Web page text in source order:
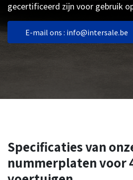
gecertificeerd zijn voor gebruik
E-mail ons : info@intersale.be
Specificaties van
nummerplaten voor